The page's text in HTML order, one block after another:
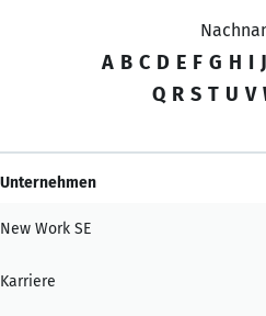
A B C D E F G H I J
Q R S T U V
Unternehmen
New Work SE
Karriere